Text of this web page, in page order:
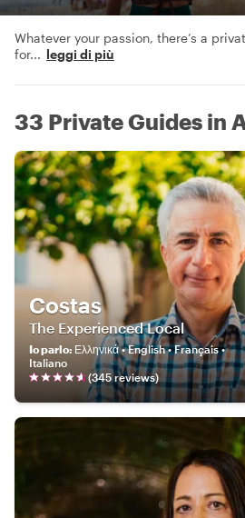
Whatever your passion, there’s a
for... leggi di più
33 Private Guides in
Costas
The Experienced Local
Io parlo: Ελληνικά • English • Français •
Italiano
(345reviews)